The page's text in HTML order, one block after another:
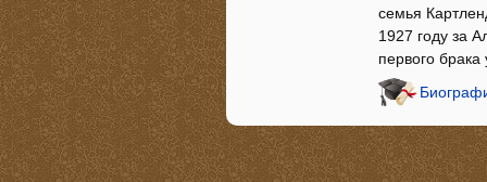
семья
1927 году за
первого